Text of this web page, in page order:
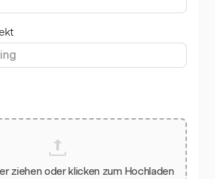
ziehen oder klicken zum Hochladen